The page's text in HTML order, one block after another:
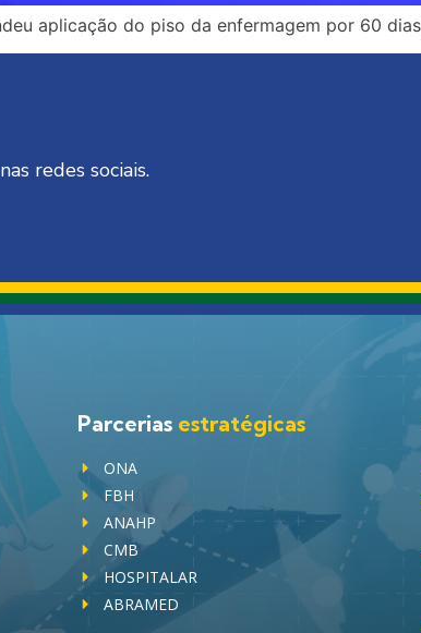
aplicação do piso da enfermagem por 60
nas redes sociais.
Parcerias estratégicas
ONA
FBH
ANAHP
CMB
HOSPITALAR
ABRAMED